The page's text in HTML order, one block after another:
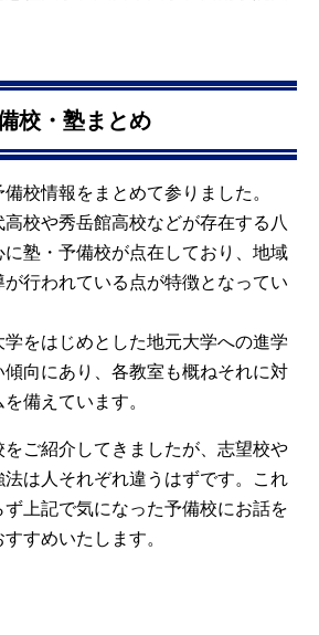
校・塾まとめ
校情報をまとめて参りました。
校や秀岳館高校などが存在する八
塾・予備校が点在しており、地域
行われている点が特徴となってい
をはじめとした地元大学への進学
傾向にあり、各教室も概ねそれに対
備えています。
をご紹介してきましたが、志望校や
法は人それぞれ違うはずです。これ
上記で気になった予備校にお話を
すめいたします。